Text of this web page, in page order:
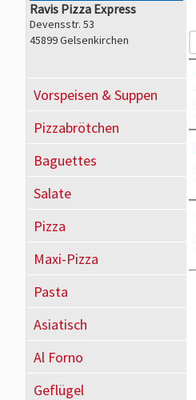
Ravis Pizza Express
Devensstr. 53
45899 Gelsenkirchen
Vorspeisen & Suppen
Pizzabrötchen
Baguettes
Salate
Pizza
Maxi-Pizza
Pasta
Asiatisch
Al Forno
Geflügel